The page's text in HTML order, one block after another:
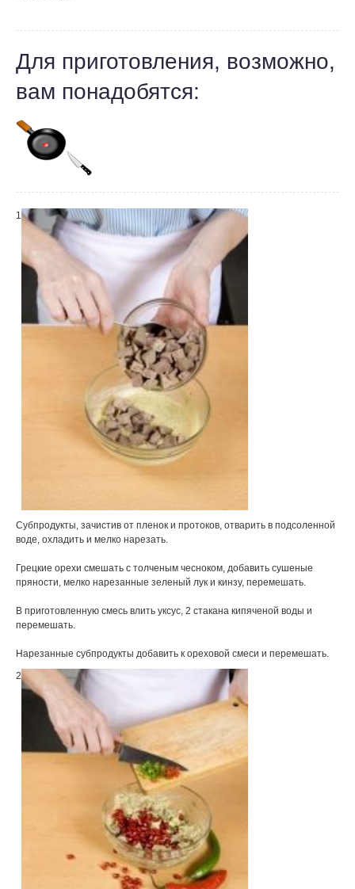
Для приготовления, возможно,
вам понадобятся:
1
Субпродукты, зачистив от пленок и протоков, отварить в подсоленной
воде, охладить и мелко нарезать.
Грецкие орехи смешать с толченым чесноком, добавить сушеные
пряности, мелко нарезанные зеленый лук и кинзу, перемешать.
В приготовленную смесь влить уксус, 2 стакана кипяченой воды и
перемешать.
Нарезанные субпродукты добавить к ореховой смеси и перемешать.
2